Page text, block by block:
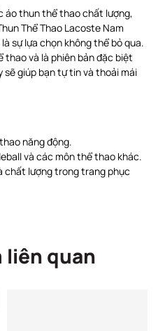
áo thun thể thao chất lượng,
Thể Thao Lacoste Nam
sự lựa chọn không thể bỏ qua.
và là phiên bản đặc biệt
sẽ giúp bạn tự tin và thoải mái
năng động.
và các môn thể thao khác.
chất lượng trong trang phục
liên quan